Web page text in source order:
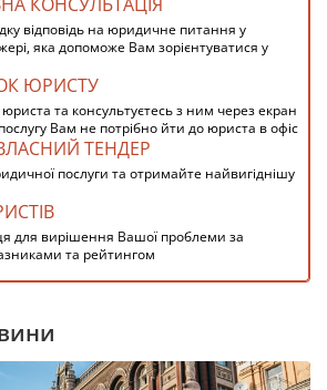
відповідь на юридичне питання у
яка допоможе Вам зорієнтуватися у
ЮРИСТУ
та консультуєтесь з ним через екран
Вам не потрібно йти до юриста в офіс
ТЕНДЕР
послуги та отримайте найвигіднішу
для вирішення Вашої проблеми за
та рейтингом